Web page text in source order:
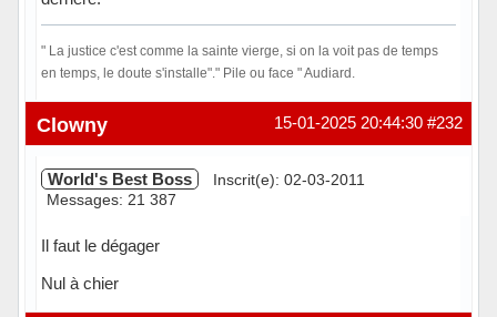
" La justice c'est comme la sainte vierge, si on la voit pas de temps
en temps, le doute s'installe"." Pile ou face " Audiard.
Hors ligne #232
15-01-2025 20:44:30
Clowny
World's Best Boss
Inscrit(e): 02-03-2011
Messages: 21 387
Il faut le dégager
Nul à chier